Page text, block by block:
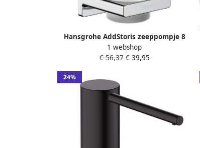
Hansgrohe AddStoris zeeppompje 8
1x9 1x15 8cm chroom
1 webshop
€ 56,37€ 39,95
24%